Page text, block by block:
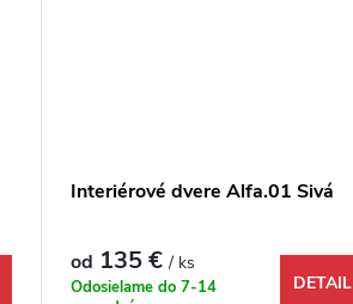
Interiérové dvere Alfa.01 Sivá
od 135 €/ ks
Odosielame do 7-14
DETAIL